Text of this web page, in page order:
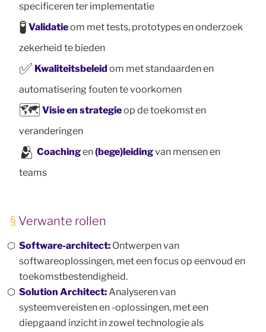
specificeren ter implementatie
🧪 Validatieom met tests, prototypes en onderzoek
zekerheid te bieden
✅ Kwaliteitsbeleid om met standaarden en
automatisering fouten te voorkomen
🗺️ Visie en strategieop de toekomst en
veranderingen
🫂 Coachingen(bege)leidingvan mensen en
teams
Verwante rollen
Software-architect: Ontwerpen van
softwareoplossingen, met een focus op eenvoud en
toekomstbestendigheid.
Solution Architect:Analyseren van
systeemvereisten en -oplossingen, met een
diepgaand inzicht in zowel technologie als